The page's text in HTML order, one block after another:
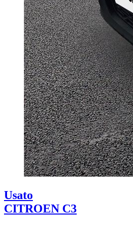
Usato
CITROEN C3